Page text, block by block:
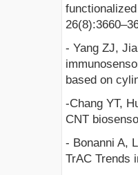
- Yang ZJ,
based on
-Chang YT,
CNT
- Bonanni A,
TrAC Trends